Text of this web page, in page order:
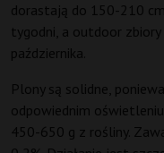
dorastają do 150-210
tygodni, a outdoor zbiory
października.
Plony są solidne,
odpowiednim
450-650 g z rośliny.